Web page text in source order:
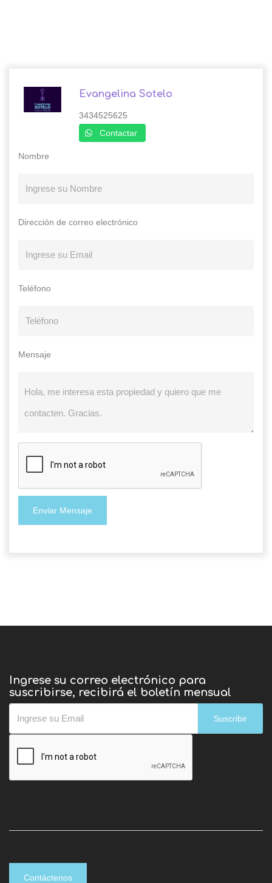
Evangelina Sotelo
3434525625
Contactar
Nombre
Dirección de correo electrónico
Teléfono
Mensaje
Enviar Mensaje
Ingrese su correo electrónico para
suscribirse, recibirá el boletín mensual
Suscribir
Contáctenos